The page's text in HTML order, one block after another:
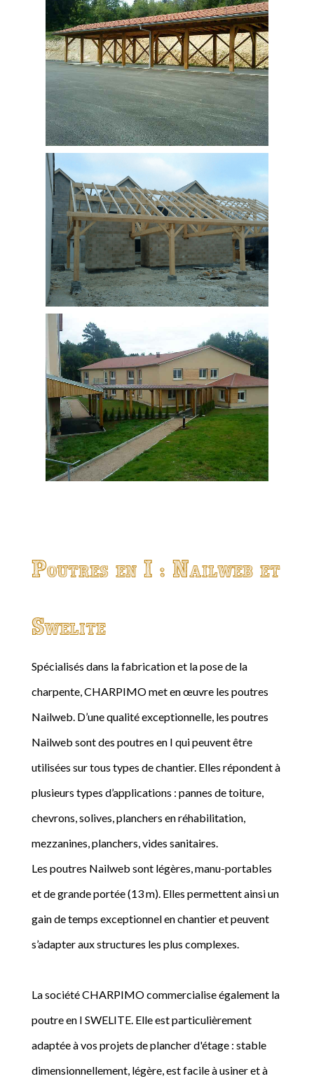
Poutres en I : Nailweb et
Swelite
Spécialisés dans la fabrication et la pose de la
charpente, CHARPIMO met en œuvre les poutres
Nailweb. D’une qualité exceptionnelle, les poutres
Nailweb sont des poutres en I qui peuvent être
utilisées sur tous types de chantier. Elles répondent à
plusieurs types d’applications : pannes de toiture,
chevrons, solives, planchers en réhabilitation,
mezzanines, planchers, vides sanitaires.
Les poutres Nailweb sont légères, manu-portables
et de grande portée (13 m). Elles permettent ainsi un
gain de temps exceptionnel en chantier et peuvent
s’adapter aux structures les plus complexes.
La société CHARPIMO commercialise également la
poutre en I SWELITE. Elle est particulièrement
adaptée à vos projets de plancher d'étage : stable
dimensionnellement, légère, est facile à usiner et à